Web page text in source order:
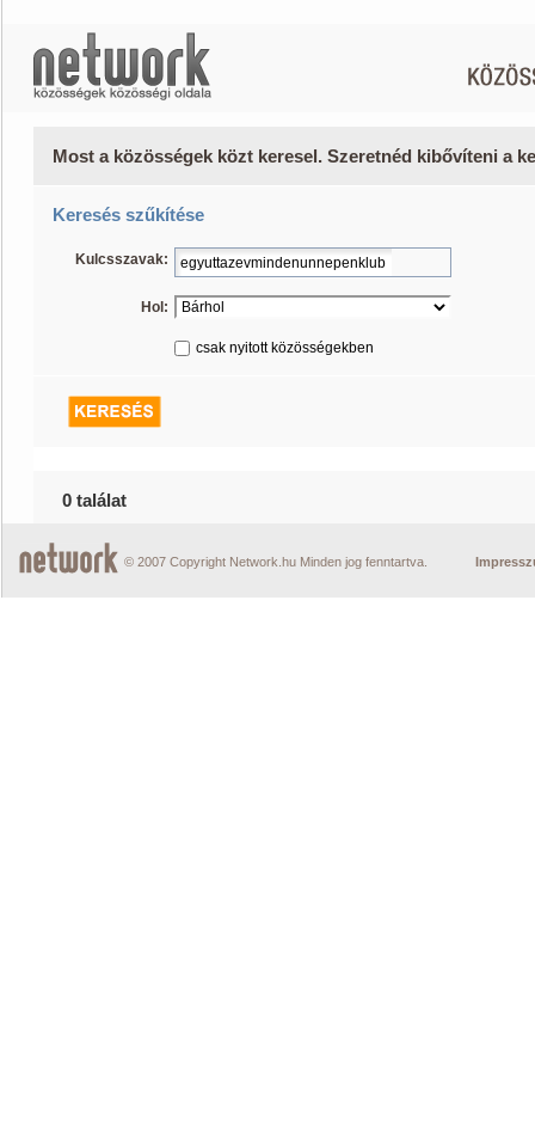
Most a közösségek közt keresel. Szeretnéd kibővíteni a
Keresés szűkítése
Kulcsszavak:
Hol:
csak nyitott közösségekben
0 találat
© 2007 Copyright Network.hu Minden jog fenntartva.